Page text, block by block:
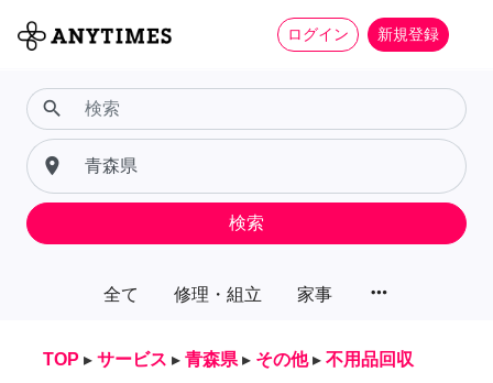
ログイン 新規登録
全て 修理・組立 家事 more_horiz
search
place
検索
TOP ▸ サービス ▸ 青森県 ▸ その他 ▸ 不用品回収